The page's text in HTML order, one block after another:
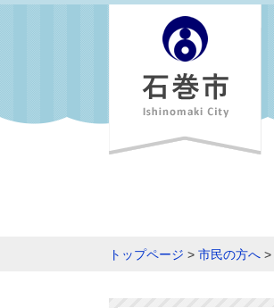
トップページ > 市民の方へ >